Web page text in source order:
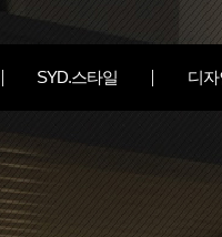
SYD.스타일 디